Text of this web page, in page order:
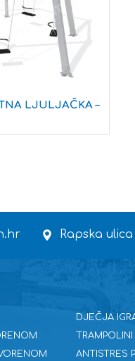
LJULJAČKA –
Rapska
DJEČJA
TRAMPOLINI
ANTISTRES